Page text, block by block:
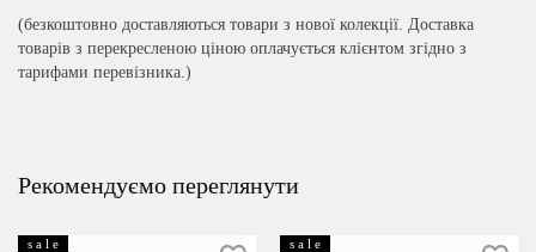
(безкоштовно доставляються товари з нової колекції. Доставка
товарів з перекресленою ціною оплачується клієнтом згідно з
тарифами перевізника.)
Рекомендуємо переглянути
s a l e s a l e